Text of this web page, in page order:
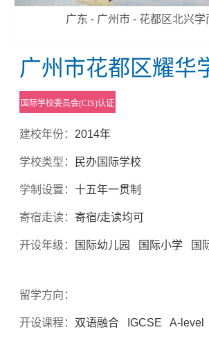
广东 - 广州市 - 花都区北兴学
广州市花都区耀华
国际学校委员会(CIS)认证
建校年份： 2014年
学校类型： 民办国际学校
学制设置：十五年一贯制
寄宿走读： 寄宿/走读均可
开设年级： 国际幼儿园 国际小学 国
留学方向：
开设课程： 双语融合 IGCSE A-level